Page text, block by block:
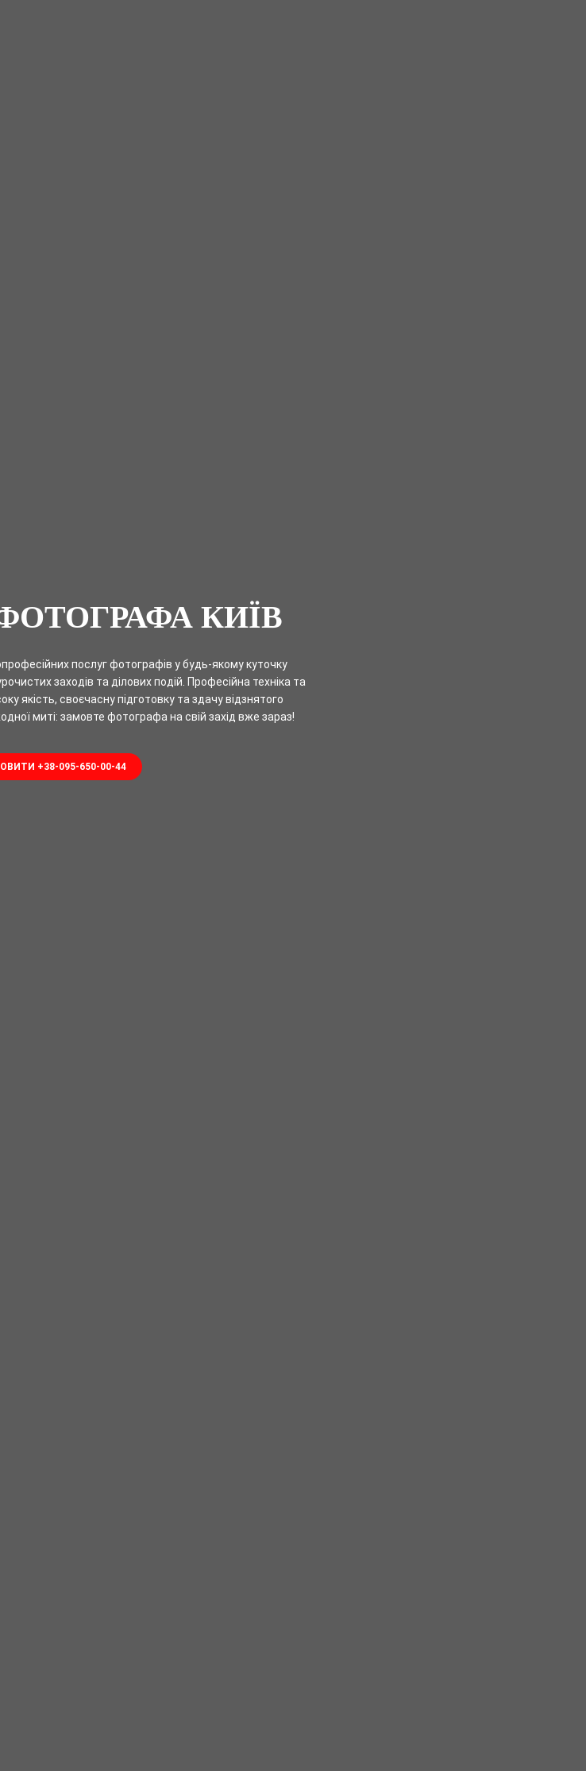
КИЇВ
послуг фотографів у будь-якому куточку
заходів та ділових подій. Професійна техніка та
якість, своєчасну підготовку та здачу відзнятого
миті: замовте фотографа на свій захід вже зараз!
+38-095-650-00-44